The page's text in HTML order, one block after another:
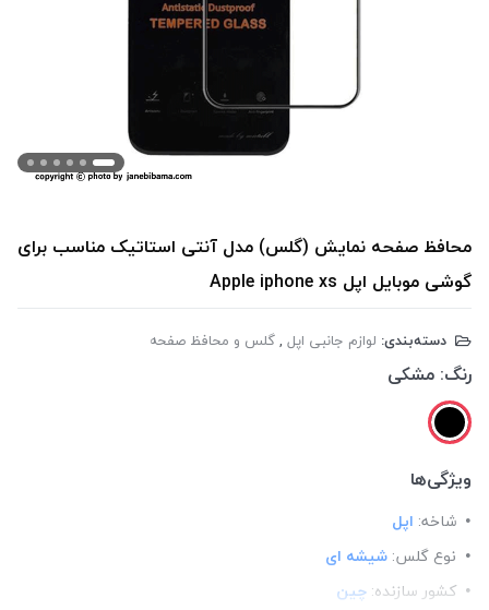
محافظ صفحه نمایش (گلس) مدل آنتی استاتیک مناسب برای
گوشی موبایل اپل Apple iphone xs
دسته‌بندی: لوازم جانبی اپل ,گلس و محافظ صفحه
رنگ: مشکی
ویژگی‌ها
شاخه: اپل
نوع گلس: شیشه ای
کشور سازنده: چین